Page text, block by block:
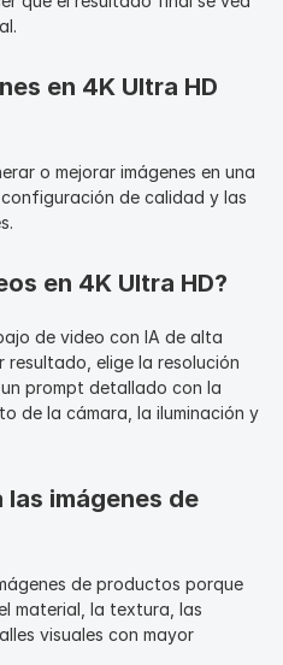
en 4K Ultra HD
o mejorar imágenes en una
de calidad y las
en 4K Ultra HD?
de video con IA de alta
resultado, elige la resolución
prompt detallado con la
de la cámara, la iluminación y
las imágenes de
de productos porque
material, la textura, las
visuales con mayor